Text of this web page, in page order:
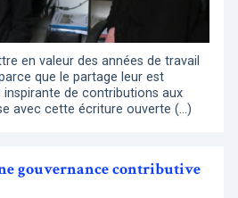
en valeur des années de travail
que le partage leur est
de contributions aux
avec cette écriture ouverte (…)
gouvernance contributive